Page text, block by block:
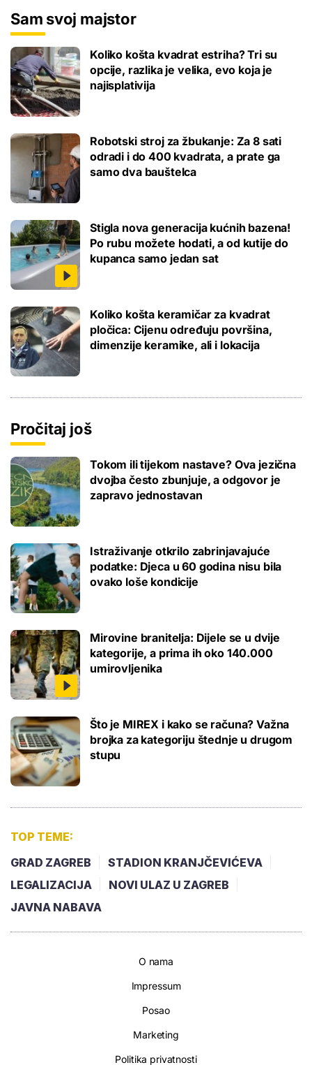
Sam svoj majstor
Koliko košta kvadrat estriha? Tri su
opcije, razlika je velika, evo koja je
najisplativija
Robotski stroj za žbukanje: Za 8 sati
odradi i do 400 kvadrata, a prate ga
samo dva bauštelca
Stigla nova generacija kućnih bazena!
Po rubu možete hodati, a od kutije do
kupanca samo jedan sat
Koliko košta keramičar za kvadrat
pločica: Cijenu određuju površina,
dimenzije keramike, ali i lokacija
Pročitaj još
Tokom ili tijekom nastave? Ova jezična
dvojba često zbunjuje, a odgovor je
zapravo jednostavan
Istraživanje otkrilo zabrinjavajuće
podatke: Djeca u 60 godina nisu bila
ovako loše kondicije
Mirovine branitelja: Dijele se u dvije
kategorije, a prima ih oko 140.000
umirovljenika
Što je MIREX i kako se računa? Važna
brojka za kategoriju štednje u drugom
stupu
TOP TEME:
GRAD ZAGREB
STADION KRANJČEVIĆEVA
LEGALIZACIJA
NOVI ULAZ U ZAGREB
JAVNA NABAVA
O nama
Impressum
Posao
Marketing
Politika privatnosti